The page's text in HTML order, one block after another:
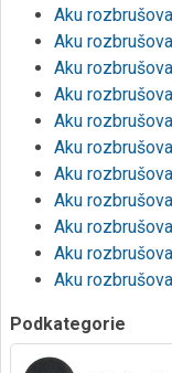
Aku
Aku
Aku
Aku
Aku
Aku
Aku
Aku
Aku
Aku
Aku
Podkategorie